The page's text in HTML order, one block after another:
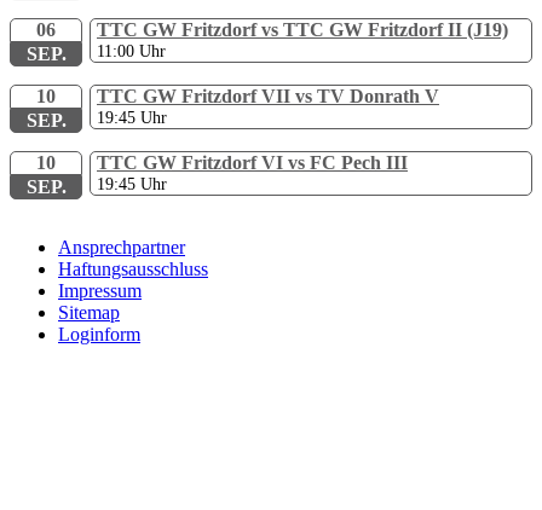
06
SEP.
TTC GW Fritzdorf vs TTC GW Fritzdorf II (J19)
11:00 Uhr
10
SEP.
TTC GW Fritzdorf VII vs TV Donrath V
19:45 Uhr
10
SEP.
TTC GW Fritzdorf VI vs FC Pech III
19:45 Uhr
Ansprechpartner
Haftungsausschluss
Impressum
Sitemap
Loginform